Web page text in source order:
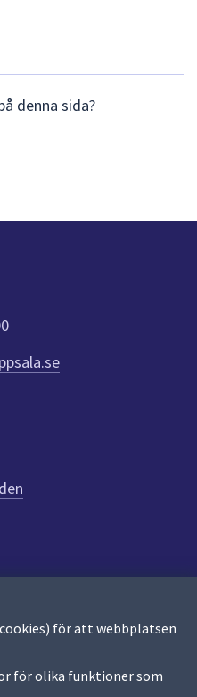
för att webbplatsen
för olika funktioner som
denna sida?